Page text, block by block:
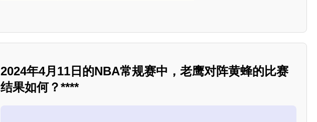
2024年4月11日的NBA常规赛中，老鹰对阵黄蜂的比赛
结果如何？****